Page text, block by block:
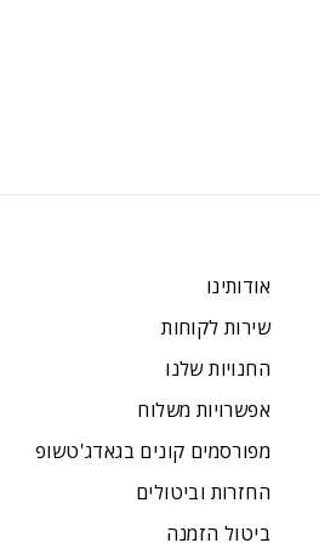
אודותינו
שירות לקוחות
החנויות שלנו
אפשרויות משלוח
מפורסמים קונים בגאדג'טשופ
החזרות וביטולים
ביטול הזמנה